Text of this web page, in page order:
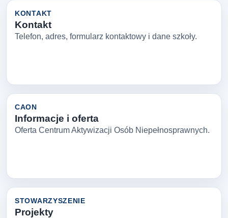
KONTAKT
Kontakt
Telefon, adres, formularz kontaktowy i dane szkoły.
CAON
Informacje i oferta
Oferta Centrum Aktywizacji Osób Niepełnosprawnych.
STOWARZYSZENIE
Projekty